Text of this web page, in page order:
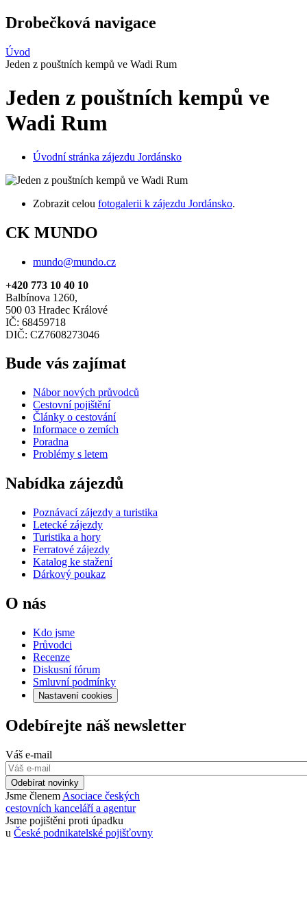
Drobečková navigace
Úvod
Jeden z pouštních kempů ve Wadi Rum
Jeden z pouštních kempů ve
Wadi Rum
Úvodní stránka zájezdu Jordánsko
Zobrazit celou fotogalerii k zájezdu Jordánsko.
CK MUNDO
mundo@mundo.cz
+420 773 10 40 10
Balbínova 1260,
500 03 Hradec Králové
IČ: 68459718
DIČ: CZ7608273046
Bude vás zajímat
Nábor nových průvodců
Cestovní pojištění
Články o cestování
Informace o zemích
Poradna
Problémy s letem
Nabídka zájezdů
Poznávací zájezdy a turistika
Letecké zájezdy
Turistika a hory
Ferratové zájezdy
Katalog ke stažení
Dárkový poukaz
O nás
Kdo jsme
Průvodci
Recenze
Diskusní fórum
Smluvní podmínky
Nastavení cookies
Odebírejte náš newsletter
Váš e-mail
Odebírat novinky
Jsme členem Asociace českých
cestovních kanceláří a agentur
Jsme pojištěni proti úpadku
u České podnikatelské pojišťovny